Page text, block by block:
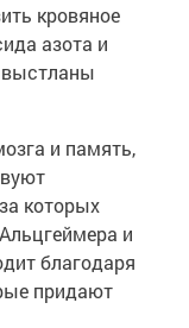
кровяное
азота и
и память,
которых
и
благодаря
придают